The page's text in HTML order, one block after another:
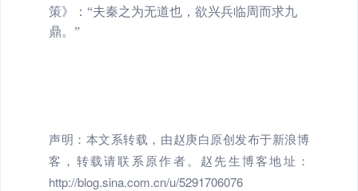
策》：“夫秦之为无道也，欲兴兵临周而求九
鼎。”
声明：本文系转载，由赵庚白原创发布于新浪博
客，转载请联系原作者。赵先生博客地址：
http://blog.sina.com.cn/u/5291706076